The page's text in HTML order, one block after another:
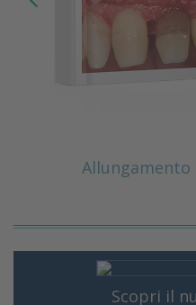
Allungamento
Scopri il